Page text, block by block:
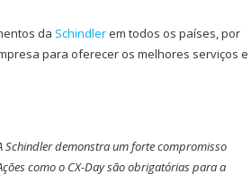
da Schindlerem todos os países, por
para oferecer os melhores serviços e
Schindler demonstra um forte compromisso
como o CX-Day são obrigatórias para a